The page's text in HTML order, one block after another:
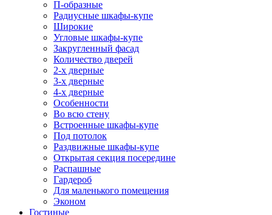
П-образные
Радиусные шкафы-купе
Широкие
Угловые шкафы-купе
Закругленный фасад
Количество дверей
2-х дверные
3-х дверные
4-х дверные
Особенности
Во всю стену
Встроенные шкафы-купе
Под потолок
Раздвижные шкафы-купе
Открытая секция посередине
Распашные
Гардероб
Для маленького помещения
Эконом
Гостиные